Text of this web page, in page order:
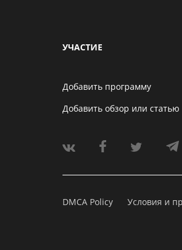
УЧАСТИЕ
Добавить программу
Добавить обзор или статью
DMCA Policy Условия и